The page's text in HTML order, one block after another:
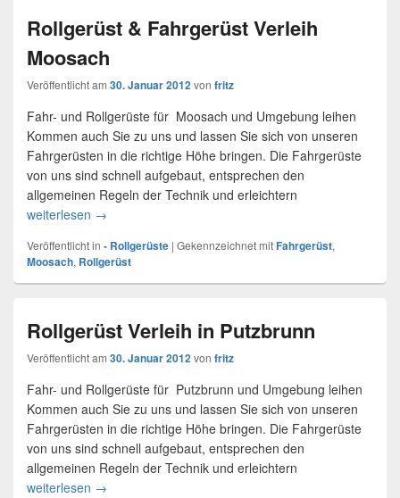
Rollgerüst & Fahrgerüst Verleih
Moosach
Veröffentlicht am 30. Januar 2012von fritz
Fahr- und Rollgerüste für Moosach und Umgebung leihen
Kommen auch Sie zu uns und lassen Sie sich von unseren
Fahrgerüsten in die richtige Höhe bringen. Die Fahrgerüste
von uns sind schnell aufgebaut, entsprechen den
allgemeinen Regeln der Technik und erleichtern
weiterlesen Rollgerüst & Fahrgerüst Verleih Moosach
→
Veröffentlicht in - Rollgerüste | Gekennzeichnet mitFahrgerüst,
Moosach, Rollgerüst
Rollgerüst Verleih in Putzbrunn
Veröffentlicht am 30. Januar 2012von fritz
Fahr- und Rollgerüste für Putzbrunn und Umgebung leihen
Kommen auch Sie zu uns und lassen Sie sich von unseren
Fahrgerüsten in die richtige Höhe bringen. Die Fahrgerüste
von uns sind schnell aufgebaut, entsprechen den
allgemeinen Regeln der Technik und erleichtern
weiterlesen Rollgerüst Verleih in Putzbrunn
→